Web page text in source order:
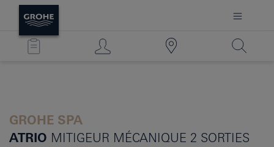
GROHE SPA
ATRIO MITIGEUR MÉCANIQUE 2 SORTIES